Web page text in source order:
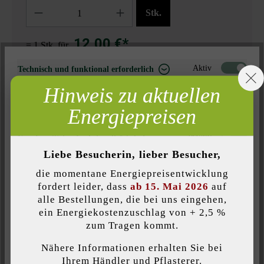
Stk.
= 1 Stk. für 12,00 €*
Händler in der Nähe suchen
Zur Wunschliste hinzufügen
Seite ausdrucken
Artikelnummer:21214
Produktbeschreibung
Technisch und funktional erforderlich Aktiv
Marketing Inaktiv
Inaktiv
Komfort (Seitenfunktionalität) Inaktiv
Inaktiv
Individuelle Cookies akzeptieren
Hinweis zu aktuellen
Energiepreisen
Liebe Besucherin, lieber Besucher,
die momentane Energiepreisentwicklung
fordert leider, dass ab 15. Mai 2026 auf
alle Bestellungen, die bei uns eingehen,
ein Energiekostenzuschlag von + 2,5 %
zum Tragen kommt.
Nähere Informationen erhalten Sie bei
Ihrem Händler und Pflasterer.